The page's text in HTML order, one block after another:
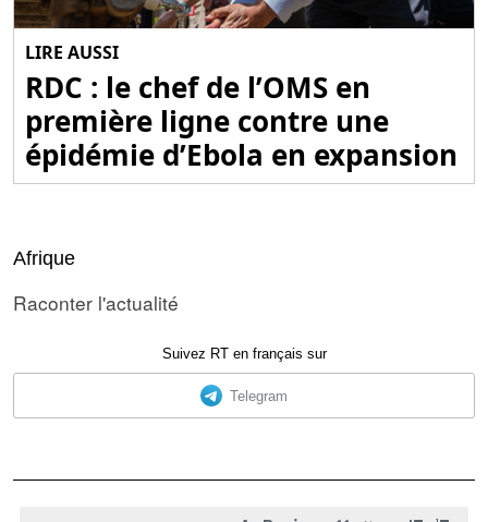
LIRE AUSSI
RDC : le chef de l’OMS en
première ligne contre une
épidémie d’Ebola en expansion
Afrique
Raconter l'actualité
Suivez RT en français sur
Telegram